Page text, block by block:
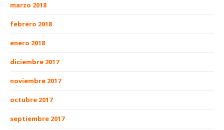
marzo 2018
febrero 2018
enero 2018
diciembre 2017
noviembre 2017
octubre 2017
septiembre 2017